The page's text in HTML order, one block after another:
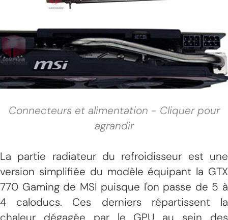
Connecteurs et alimentation - Cliquer pour
agrandir
La partie radiateur du refroidisseur est une
version simplifiée du modèle équipant la GTX
770 Gaming de MSI puisque l'on passe de 5 à
4 caloducs. Ces derniers répartissent la